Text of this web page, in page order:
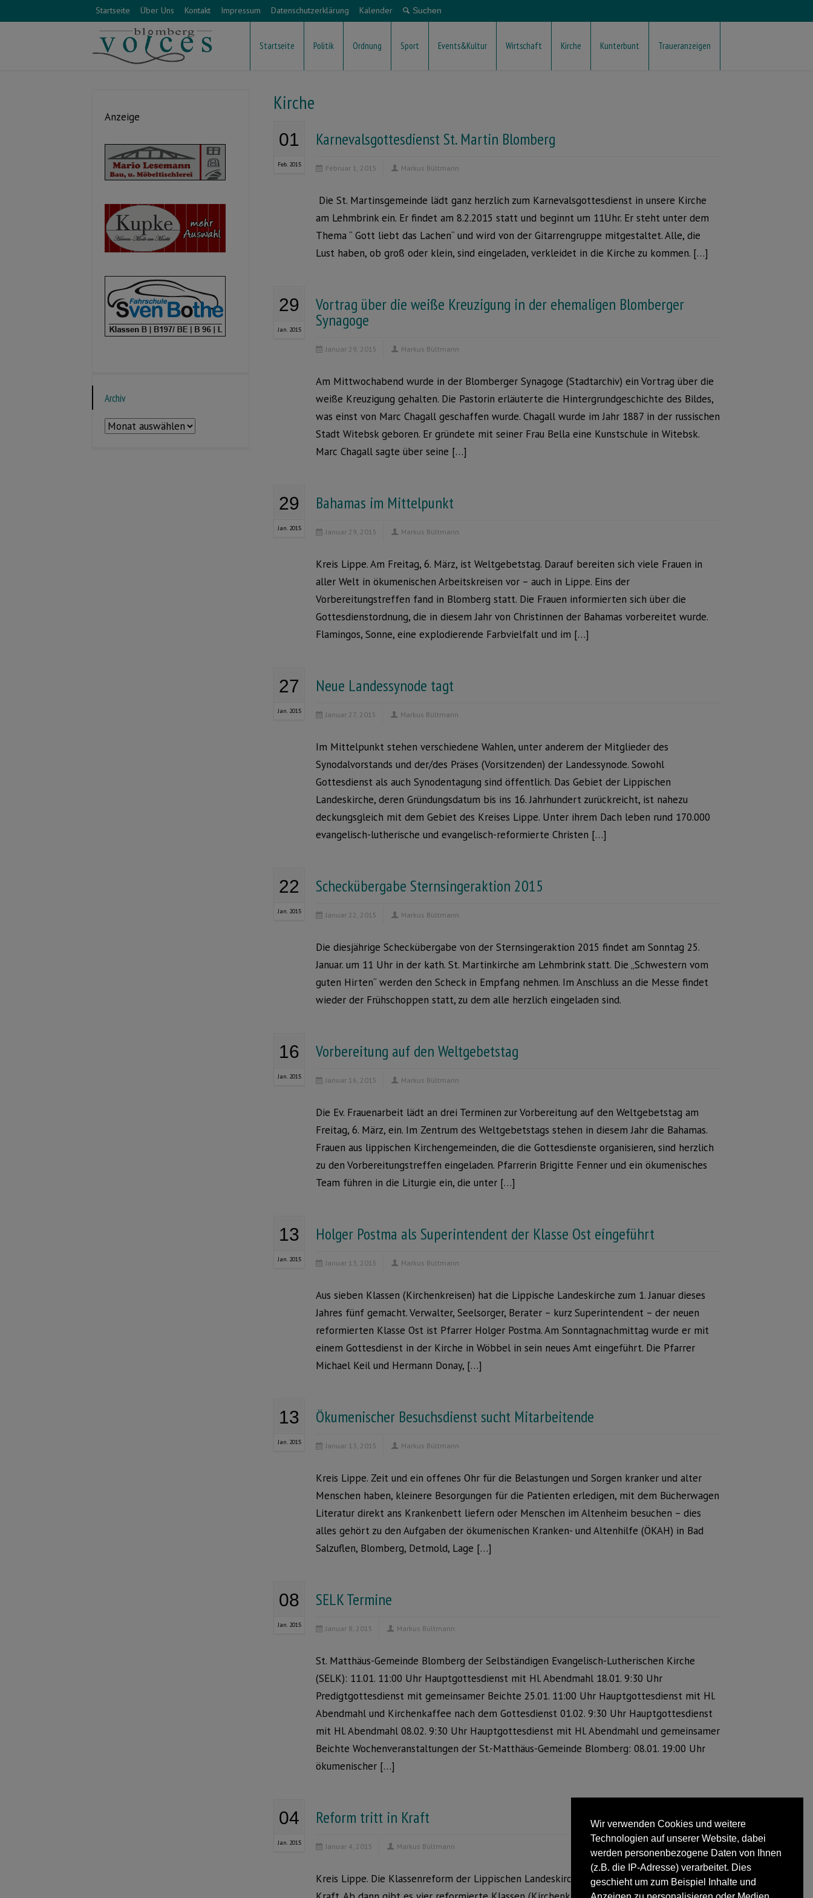
Wir verwenden Cookies und weitere
Technologien auf unserer Website, dabei
werden personenbezogene Daten von Ihnen
(z.B. die IP-Adresse) verarbeitet. Dies
geschieht um zum Beispiel Inhalte und
Startseite Über Uns Kontakt Impressum Datenschutzerklärung Kalender
Startseite Politik Ordnung Sport Events&Kultur Wirtschaft Kirche Kunterbunt Traueranzeigen
Kirche
01
Feb. 2015
Karnevalsgottesdienst St. Martin Blomberg
Februar 1, 2015 Markus Bültmann
Die St. Martinsgemeinde lädt ganz herzlich zum Karnevalsgottesdienst in unsere Kirche
am Lehmbrink ein. Er findet am 8.2.2015 statt und beginnt um 11Uhr. Er steht unter dem
Thema “ Gott liebt das Lachen“ und wird von der Gitarrengruppe mitgestaltet. Alle, die
Lust haben, ob groß oder klein, sind eingeladen, verkleidet in die Kirche zu kommen. […]
29
Jan. 2015
Vortrag über die weiße Kreuzigung in der ehemaligen Blomberger
Synagoge
Januar 29, 2015 Markus Bültmann
Am Mittwochabend wurde in der Blomberger Synagoge (Stadtarchiv) ein Vortrag über die
weiße Kreuzigung gehalten. Die Pastorin erläuterte die Hintergrundgeschichte des Bildes,
was einst von Marc Chagall geschaffen wurde. Chagall wurde im Jahr 1887 in der russischen
Stadt Witebsk geboren. Er gründete mit seiner Frau Bella eine Kunstschule in Witebsk.
Marc Chagall sagte über seine […]
29
Jan. 2015
Bahamas im Mittelpunkt
Januar 29, 2015 Markus Bültmann
Kreis Lippe. Am Freitag, 6. März, ist Weltgebetstag. Darauf bereiten sich viele Frauen in
aller Welt in ökumenischen Arbeitskreisen vor – auch in Lippe. Eins der
Vorbereitungstreffen fand in Blomberg statt. Die Frauen informierten sich über die
Gottesdienstordnung, die in diesem Jahr von Christinnen der Bahamas vorbereitet wurde.
Flamingos, Sonne, eine explodierende Farbvielfalt und im […]
27
Jan. 2015
Neue Landessynode tagt
Januar 27, 2015 Markus Bültmann
Im Mittelpunkt stehen verschiedene Wahlen, unter anderem der Mitglieder des
Synodalvorstands und der/des Präses (Vorsitzenden) der Landessynode. Sowohl
Gottesdienst als auch Synodentagung sind öffentlich. Das Gebiet der Lippischen
Landeskirche, deren Gründungsdatum bis ins 16. Jahrhundert zurückreicht, ist nahezu
deckungsgleich mit dem Gebiet des Kreises Lippe. Unter ihrem Dach leben rund 170.000
evangelisch-lutherische und evangelisch-reformierte Christen […]
22
Jan. 2015
Scheckübergabe Sternsingeraktion 2015
Januar 22, 2015 Markus Bültmann
Die diesjährige Scheckübergabe von der Sternsingeraktion 2015 findet am Sonntag 25.
Januar. um 11 Uhr in der kath. St. Martinkirche am Lehmbrink statt. Die „Schwestern vom
guten Hirten“ werden den Scheck in Empfang nehmen. Im Anschluss an die Messe findet
wieder der Frühschoppen statt, zu dem alle herzlich eingeladen sind.
16
Jan. 2015
Vorbereitung auf den Weltgebetstag
Januar 16, 2015 Markus Bültmann
Die Ev. Frauenarbeit lädt an drei Terminen zur Vorbereitung auf den Weltgebetstag am
Freitag, 6. März, ein. Im Zentrum des Weltgebetstags stehen in diesem Jahr die Bahamas.
Frauen aus lippischen Kirchengemeinden, die die Gottesdienste organisieren, sind herzlich
zu den Vorbereitungstreffen eingeladen. Pfarrerin Brigitte Fenner und ein ökumenisches
Team führen in die Liturgie ein, die unter […]
13
Jan. 2015
Holger Postma als Superintendent der Klasse Ost eingeführt
Januar 13, 2015 Markus Bültmann
Aus sieben Klassen (Kirchenkreisen) hat die Lippische Landeskirche zum 1. Januar dieses
Jahres fünf gemacht. Verwalter, Seelsorger, Berater – kurz Superintendent – der neuen
reformierten Klasse Ost ist Pfarrer Holger Postma. Am Sonntagnachmittag wurde er mit
einem Gottesdienst in der Kirche in Wöbbel in sein neues Amt eingeführt. Die Pfarrer
Michael Keil und Hermann Donay, […]
13
Jan. 2015
Ökumenischer Besuchsdienst sucht Mitarbeitende
Januar 13, 2015 Markus Bültmann
Kreis Lippe. Zeit und ein offenes Ohr für die Belastungen und Sorgen kranker und alter
Menschen haben, kleinere Besorgungen für die Patienten erledigen, mit dem Bücherwagen
Literatur direkt ans Krankenbett liefern oder Menschen im Altenheim besuchen – dies
alles gehört zu den Aufgaben der ökumenischen Kranken- und Altenhilfe (ÖKAH) in Bad
Salzuflen, Blomberg, Detmold, Lage […]
08
Jan. 2015
SELK Termine
Januar 8, 2015 Markus Bültmann
St. Matthäus-Gemeinde Blomberg der Selbständigen Evangelisch-Lutherischen Kirche
(SELK): 11.01. 11:00 Uhr Hauptgottesdienst mit Hl. Abendmahl 18.01. 9:30 Uhr
Predigtgottesdienst mit gemeinsamer Beichte 25.01. 11:00 Uhr Hauptgottesdienst mit Hl.
Abendmahl und Kirchenkaffee nach dem Gottesdienst 01.02. 9:30 Uhr Hauptgottesdienst
mit Hl. Abendmahl 08.02. 9:30 Uhr Hauptgottesdienst mit Hl. Abendmahl und gemeinsamer
Beichte Wochenveranstaltungen der St.-Matthäus-Gemeinde Blomberg: 08.01. 19:00 Uhr
ökumenischer […]
04
Jan. 2015
Reform tritt in Kraft
Januar 4, 2015 Markus Bültmann
Kreis Lippe. Die Klassenreform der Lippischen Landeskirche trat zum 1. Januar 2015 in
Anzeige
Archiv
Archiv